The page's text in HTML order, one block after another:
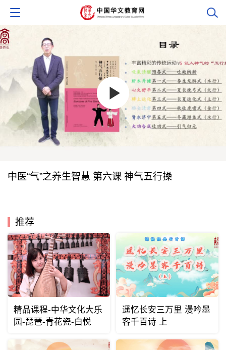
中医“气”之养生智慧 第六课 神气五行操
推荐
精品课程-中华文化大乐
园-琵琶-青花瓷-白悦
遥忆长安三万里 漫吟墨
客千百诗 上